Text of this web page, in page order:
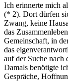
Ich erinnerte mich
(* 2). Dort dürfen
Zwang, keine
das
Gemeinschaft, in
das
auf der Suche nach
Damals benötigte
Gespräche,